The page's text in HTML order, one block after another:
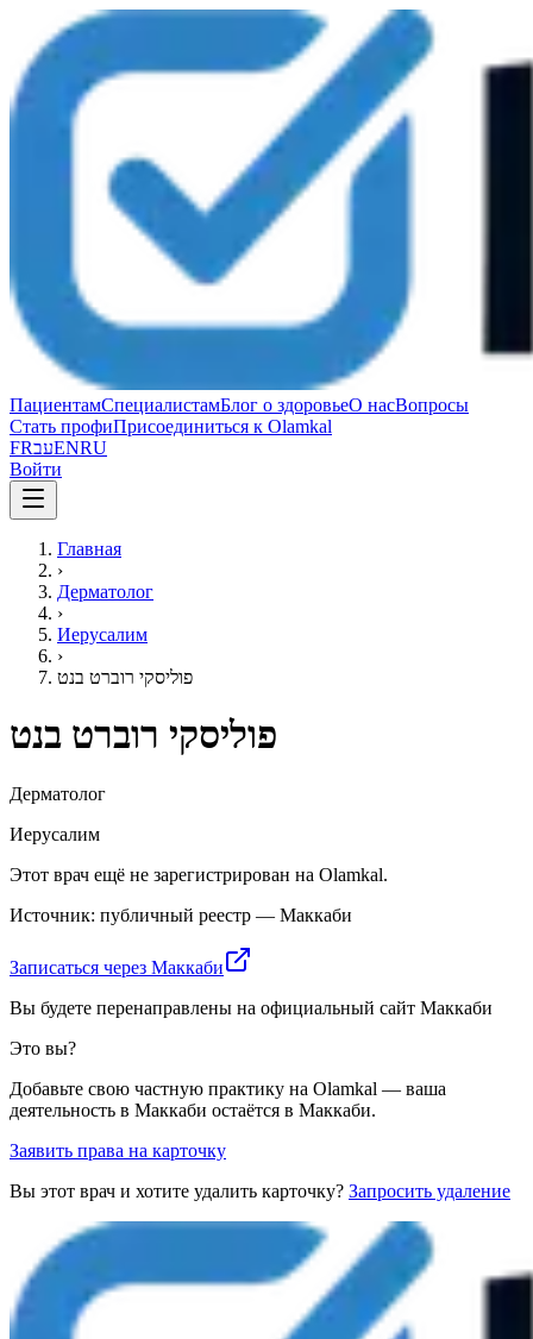
ПациентамСпециалистамБлог о здоровьеО насВопросы
Стать профиПрисоединиться к Olamkal
FRעבENRU
Войти
Главная
›
Дерматолог
›
Иерусалим
›
פוליסקי רוברט בנט
פוליסקי רוברט בנט
Дерматолог
Иерусалим
Этот врач ещё не зарегистрирован на Olamkal.
Источник: публичный реестр — Маккаби
Записаться через Маккаби
Вы будете перенаправлены на официальный сайт Маккаби
Это вы?
Добавьте свою частную практику на Olamkal — ваша
деятельность в Маккаби остаётся в Маккаби.
Заявить права на карточку
Вы этот врач и хотите удалить карточку? Запросить удаление